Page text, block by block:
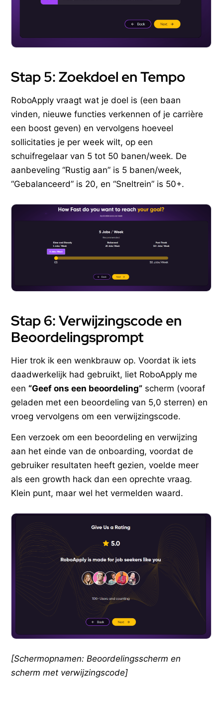
Stap 5: Zoekdoel en Tempo
RoboApply vraagt wat je doel is (een baan
vinden, nieuwe functies verkennen of je carrière
een boost geven) en vervolgens hoeveel
sollicitaties je per week wilt, op een
schuifregelaar van 5 tot 50 banen/week. De
aanbeveling “Rustig aan” is 5 banen/week,
“Gebalanceerd” is 20, en “Sneltrein” is 50+.
Stap 6: Verwijzingscode en
Beoordelingsprompt
Hier trok ik een wenkbrauw op. Voordat ik iets
daadwerkelijk had gebruikt, liet RoboApply me
een “Geef ons een beoordeling” scherm (vooraf
geladen met een beoordeling van 5,0 sterren) en
vroeg vervolgens om een verwijzingscode.
Een verzoek om een beoordeling en verwijzing
aan het einde van de onboarding, voordat de
gebruiker resultaten heeft gezien, voelde meer
als een growth hack dan een oprechte vraag.
Klein punt, maar wel het vermelden waard.
[Schermopnamen: Beoordelingsscherm en
scherm met verwijzingscode]